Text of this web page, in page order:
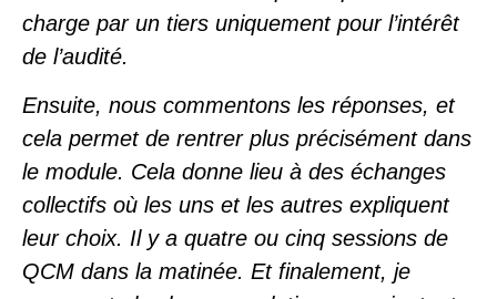
charge par un tiers uniquement pour l’intérêt
de l’audité.
Ensuite, nous commentons les réponses, et
cela permet de rentrer plus précisément dans
le module. Cela donne lieu à des échanges
collectifs où les uns et les autres expliquent
leur choix. Il y a quatre ou cinq sessions de
QCM dans la matinée. Et finalement, je